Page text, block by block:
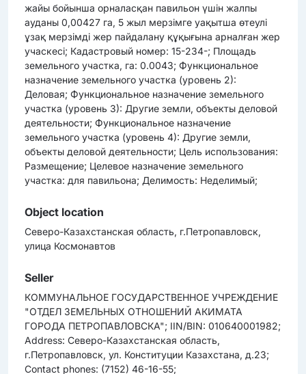
жайы бойынша орналасқан павильон үшін жалпы
ауданы 0,00427 га, 5 жыл мерзімге уақытша өтеулі
ұзақ мерзімді жер пайдалану құқығына арналған жер
учаскесі; Кадастровый номер: 15-234-; Площадь
земельного участка, га: 0.0043; Функциональное
назначение земельного участка (уровень 2):
Деловая; Функциональное назначение земельного
участка (уровень 3): Другие земли, объекты деловой
деятельности; Функциональное назначение
земельного участка (уровень 4): Другие земли,
объекты деловой деятельности; Цель использования:
Размещение; Целевое назначение земельного
участка: для павильона; Делимость: Неделимый;
Object location
Северо-Казахстанская область, г.Петропавловск,
улица Космонавтов
Seller
КОММУНАЛЬНОЕ ГОСУДАРСТВЕННОЕ УЧРЕЖДЕНИЕ
"ОТДЕЛ ЗЕМЕЛЬНЫХ ОТНОШЕНИЙ АКИМАТА
ГОРОДА ПЕТРОПАВЛОВСКА"; IIN/BIN: 010640001982;
Address: Северо-Казахстанская область,
г.Петропавловск, ул. Конституции Казахстана, д.23;
Contact phones: (7152) 46-16-55;